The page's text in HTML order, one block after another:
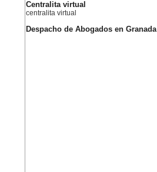
Centralita virtual
centralita virtual
Despacho de Abogados en Granada